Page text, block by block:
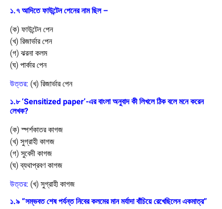
১.৭ আদিতে ফাউন্টেন পেনের নাম ছিল –
(ক) ফাউন্টেন পেন
(খ) রিজার্ভার পেন
(গ) ঝরনা কলম
(ঘ) পার্কার পেন
উত্তর: (খ) রিজার্ভার পেন
১.৮ ‘Sensitized paper’-এর বাংলা অনুবাদ কী লিখলে ঠিক বলে মনে করেন
লেখক?
(ক) স্পর্শকাতর কাগজ
(খ) সুগ্রাহী কাগজ
(গ) সুবেদী কাগজ
(ঘ) ব্যথাপ্রবণ কাগজ
উত্তর: (খ) সুগ্রাহী কাগজ
১.৯ “সম্ভবত শেষ পর্যন্ত নিবের কলমের মান মর্যাদা বাঁচিয়ে রেখেছিলেন একমাত্র”